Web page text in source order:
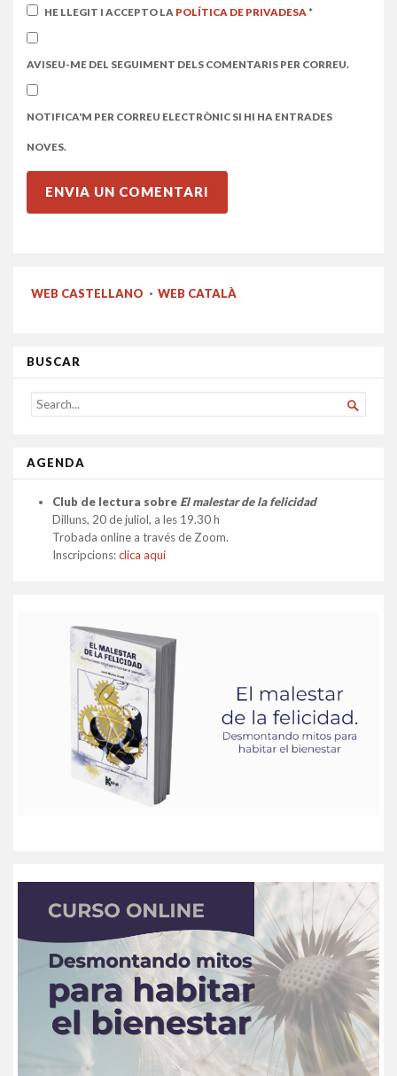
HE LLEGIT I ACCEPTO LA POLÍTICA DE PRIVADESA *
AVISEU-ME DEL SEGUIMENT DELS COMENTARIS PER CORREU.
NOTIFICA'M PER CORREU ELECTRÒNIC SI HI HA ENTRADES
NOVES.
WEB CASTELLANO · WEB CATALÀ
BUSCAR
SEARCH
FOR...

AGENDA
Club de lectura sobre El malestar de la felicidad
Dilluns, 20 de juliol, a les 19.30 h
Trobada online a través de Zoom.
Inscripcions:clica aquí